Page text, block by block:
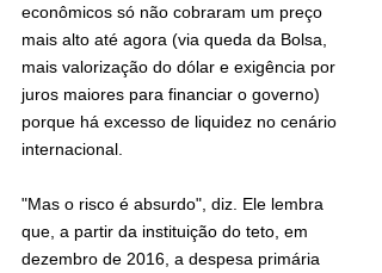
econômicos só não cobraram um preço
mais alto até agora (via queda da Bolsa,
mais valorização do dólar e exigência por
juros maiores para financiar o governo)
porque há excesso de liquidez no cenário
internacional.
"Mas o risco é absurdo", diz. Ele lembra
que, a partir da instituição do teto, em
dezembro de 2016, a despesa primária